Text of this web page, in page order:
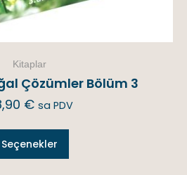
Kitaplar
Çözümler Bölüm 3
€ sa PDV
Seçenekler